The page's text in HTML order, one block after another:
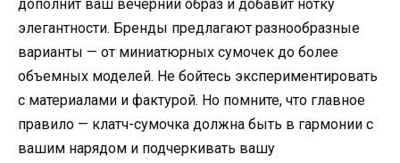
дополнит ваш вечерний образ и добавит нотку
элегантности. Бренды предлагают разнообразные
варианты — от миниатюрных сумочек до более
объемных моделей. Не бойтесь экспериментировать
с материалами и фактурой. Но помните, что главное
правило — клатч-сумочка должна быть в гармонии с
вашим нарядом и подчеркивать вашу